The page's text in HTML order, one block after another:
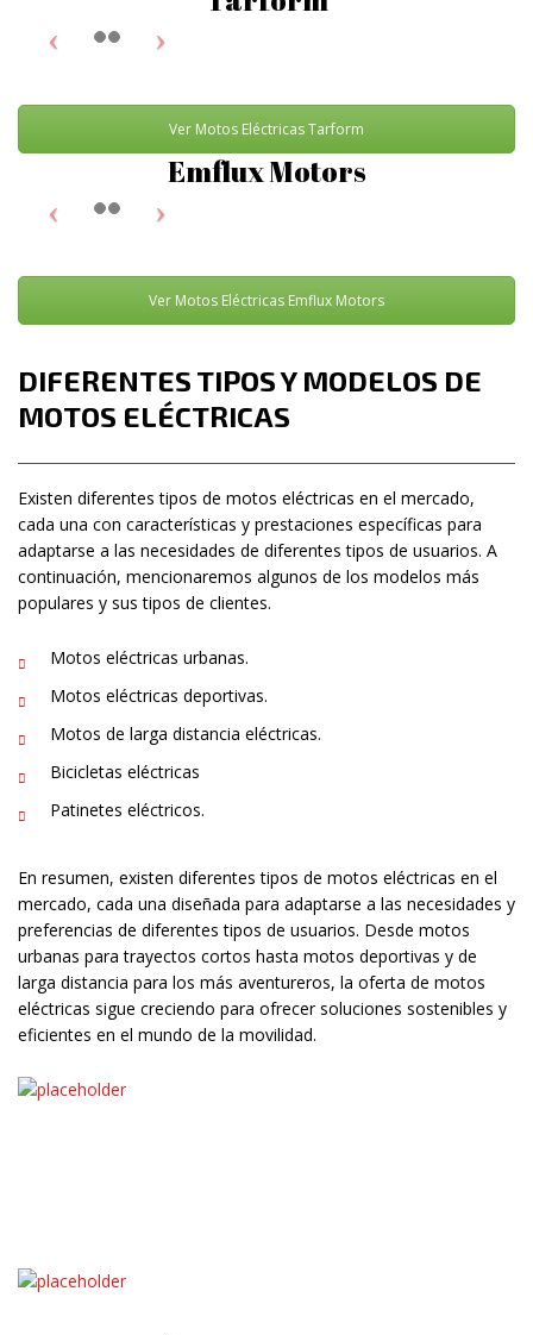
Ver Motos Eléctricas Tarform
Emflux Motors
Ver Motos Eléctricas Emflux Motors
DIFERENTES TIPOS Y MODELOS DE
MOTOS ELÉCTRICAS
Existen diferentes tipos de motos eléctricas en el mercado,
cada una con características y prestaciones específicas para
adaptarse a las necesidades de diferentes tipos de usuarios. A
continuación, mencionaremos algunos de los modelos más
populares y sus tipos de clientes.
Motos eléctricas urbanas.
Motos eléctricas deportivas.
Motos de larga distancia eléctricas.
Bicicletas eléctricas
Patinetes eléctricos.
En resumen, existen diferentes tipos de motos eléctricas en el
mercado, cada una diseñada para adaptarse a las necesidades y
preferencias de diferentes tipos de usuarios. Desde motos
urbanas para trayectos cortos hasta motos deportivas y de
larga distancia para los más aventureros, la oferta de motos
eléctricas sigue creciendo para ofrecer soluciones sostenibles y
eficientes en el mundo de la movilidad.